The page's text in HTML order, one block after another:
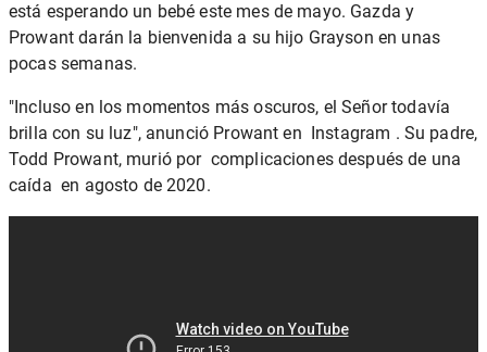
está esperando un bebé este mes de mayo. Gazda y
Prowant darán la bienvenida a su hijo Grayson en unas
pocas semanas.
"Incluso en los momentos más oscuros, el Señor todavía
brilla con su luz", anunció Prowant en Instagram . Su padre,
Todd Prowant, murió por complicaciones después de una
caída en agosto de 2020.